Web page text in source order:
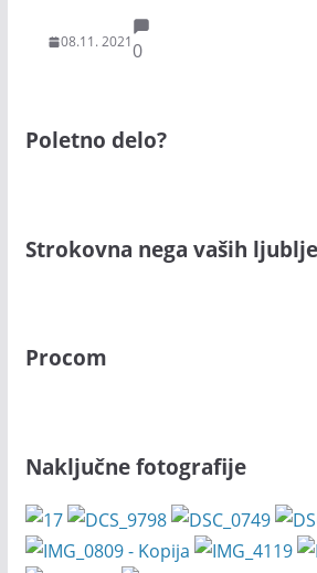
08.11. 20210
Poletno delo?
Strokovna nega vaših
Procom
Naključne fotografije